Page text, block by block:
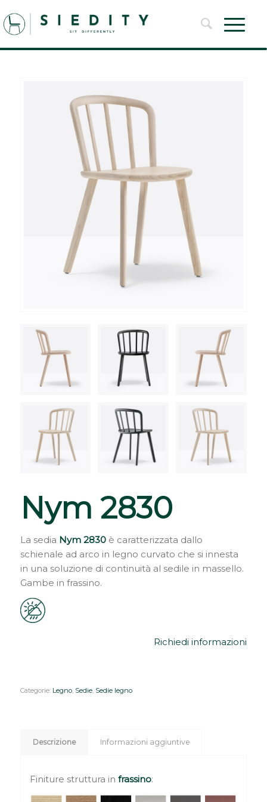
Nym 2830
La sedia Nym 2830 è caratterizzata dallo
schienale ad arco in legno curvato che si innesta
in una soluzione di continuità al sedile in massello.
Gambe in frassino.
Richiedi informazioni
Categorie: Legno, Sedie, Sedie legno
Descrizione Informazioni aggiuntive
Finiture struttura in frassino: